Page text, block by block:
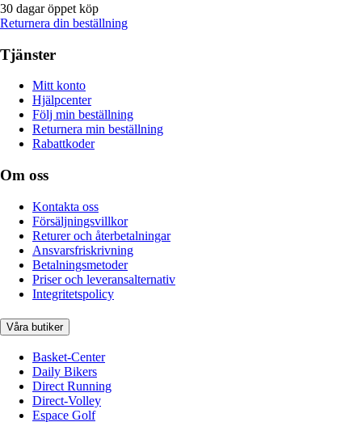
30 dagar öppet köp
Returnera din beställning
Tjänster
Mitt konto
Hjälpcenter
Följ min beställning
Returnera min beställning
Rabattkoder
Om oss
Kontakta oss
Försäljningsvillkor
Returer och återbetalningar
Ansvarsfriskrivning
Betalningsmetoder
Priser och leveransalternativ
Integritetspolicy
Våra butiker
Basket-Center
Daily Bikers
Direct Running
Direct-Volley
Espace Golf